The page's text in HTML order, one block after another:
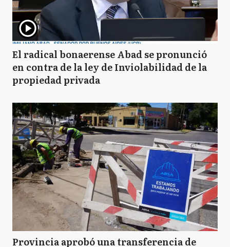
El radical bonaerense Abad se pronunció
en contra de la ley de Inviolabilidad de la
propiedad privada
Provincia aprobó una transferencia de